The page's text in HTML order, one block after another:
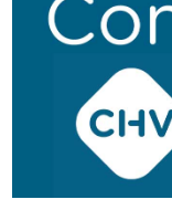
secundaria